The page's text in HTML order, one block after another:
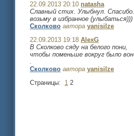
22.09.2013 20:10 natasha
Славный стих. Улыбнул.
возьму в избранное (улыбаться)))
Сколково автора yanisilze
22.09.2013 19:18 AlexG
В Сколково сяду на белого пони,
чтобы поменьше вокруг было
.
Сколково автора yanisilze
Страницы: 1 2